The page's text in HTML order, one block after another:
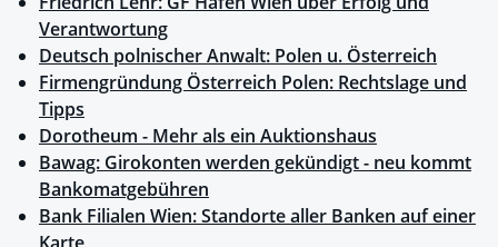
Verantwortung
Deutsch polnischer Anwalt: Polen u. Österreich
Firmengründung Österreich Polen: Rechtslage und
Tipps
Dorotheum - Mehr als ein Auktionshaus
Bawag: Girokonten werden gekündigt - neu kommt
Bankomatgebühren
Bank Filialen Wien: Standorte aller Banken auf einer